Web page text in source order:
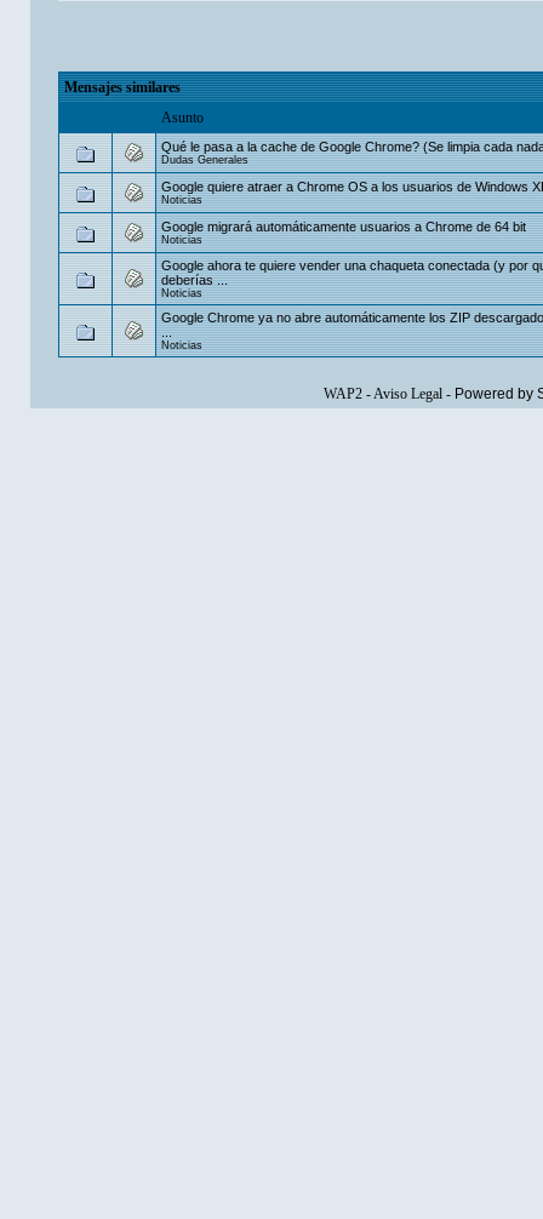
Mensajes similares
Asunto
Qué le pasa a la cache de Google Chrome? (Se limpia cada
Dudas Generales
Google quiere atraer a Chrome OS a los usuarios de Windows
Noticias
Google migrará automáticamente usuarios a Chrome de 64 bit
Noticias
Google ahora te quiere vender una chaqueta conectada (y por
deberías ...
Noticias
Google Chrome ya no abre automáticamente los ZIP
...
Noticias
WAP2-Aviso Legal- Powered by